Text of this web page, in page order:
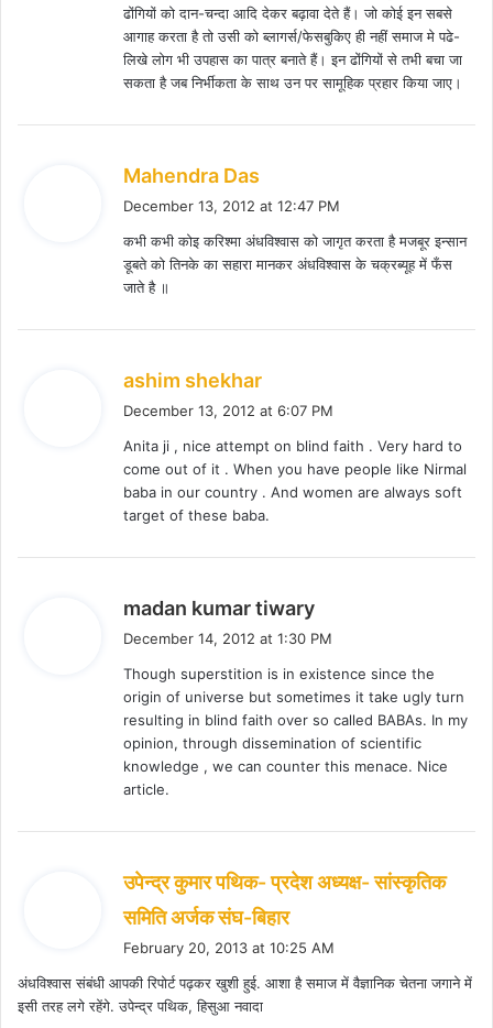
ढोंगियों को दान-चन्दा आदि देकर बढ़ावा देते हैं। जो कोई इन सबसे
आगाह करता है तो उसी को ब्लागर्स/फेसबुकिए ही नहीं समाज मे पढे-
लिखे लोग भी उपहास का पात्र बनाते हैं। इन ढोंगियों से तभी बचा जा
सकता है जब निर्भीकता के साथ उन पर सामूहिक प्रहार किया जाए।
Mahendra Das
s
:
December 13, 2012 at 12:47 PM
कभी कभी कोइ करिश्मा अंधविश्वास को जागृत करता है मजबूर इन्सान
डूबते को तिनके का सहारा मानकर अंधविश्वास के चक्रब्यूह में फँस
जाते है ॥
ashim shekhar
s
:
December 13, 2012 at 6:07 PM
Anita ji , nice attempt on blind faith . Very hard to
come out of it . When you have people like Nirmal
baba in our country . And women are always soft
target of these baba.
madan kumar tiwary
s
:
December 14, 2012 at 1:30 PM
Though superstition is in existence since the
origin of universe but sometimes it take ugly turn
resulting in blind faith over so called BABAs. In my
opinion, through dissemination of scientific
knowledge , we can counter this menace. Nice
article.
उपेन्द्र कुमार पथिक- प्रदेश अध्यक्ष- सांस्कृतिक
समिति अर्जक संघ-बिहारs
s
February 20, 2013 at 10:25 AM
अंधविश्वास संबंधी आपकी रिपोर्ट पढ़कर खुशी हुई. आशा है समाज में वैज्ञानिक चेतना जगाने में
इसी तरह लगे रहेंगे. उपेन्द्र पथिक, हिसुआ नवादा